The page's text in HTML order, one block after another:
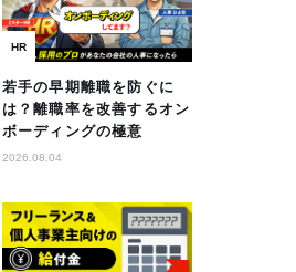
HR
若手の早期離職を防ぐに
は？離職率を改善するオン
ボーディングの極意
2026.08.04